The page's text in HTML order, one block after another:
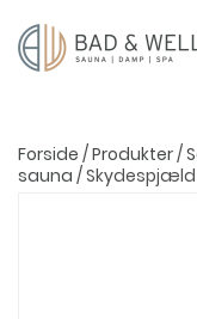
Forside /Produkter/
sauna /